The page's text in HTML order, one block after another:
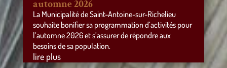
automne 2026
La Municipalité de Saint-Antoine-sur-Richelieu
souhaite bonifier sa programmation d’activités pour
l’automne 2026 et s’assurer de répondre aux
besoins de sa population.
lire plus